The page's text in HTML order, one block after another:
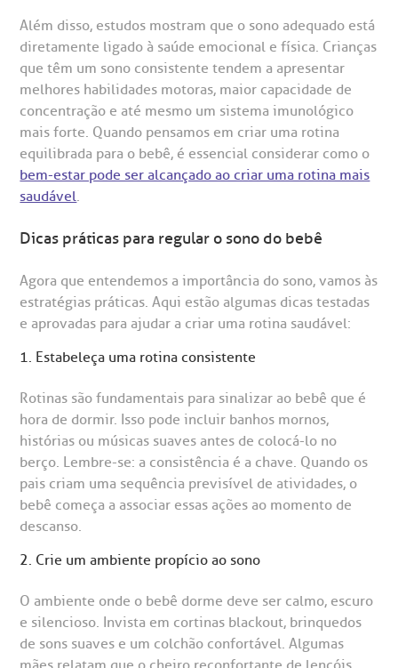
BP Mirante
Endereço:
R. Martiniano de Carvalho, 965
CEP: 01323-001 | Bela Vista
São Paulo - SP
Clínica Medicina da Mulher
Saiba mais
social
Conosco
de Benchmarking
de Bioética
Teleinterconsulta
Centro de Doenças Autoimunes
de orçamento particular
de veracidade de atestado
atendimento
frequentes
de Sangue
de cuidado
Além disso, estudos mostram que o sono adequado está
diretamente ligado à saúde emocional e física. Crianças
que têm um sono consistente tendem a apresentar
melhores habilidades motoras, maior capacidade de
concentração e até mesmo um sistema imunológico
mais forte. Quando pensamos em criar uma rotina
equilibrada para o bebê, é essencial considerar como o
bem-estar pode ser alcançado ao criar uma rotina mais
saudável.
Dicas práticas para regular o sono do bebê
Agora que entendemos a importância do sono, vamos às
estratégias práticas. Aqui estão algumas dicas testadas
e aprovadas para ajudar a criar uma rotina saudável:
1. Estabeleça uma rotina consistente
Rotinas são fundamentais para sinalizar ao bebê que é
hora de dormir. Isso pode incluir banhos mornos,
histórias ou músicas suaves antes de colocá-lo no
berço. Lembre-se: a consistência é a chave. Quando os
pais criam uma sequência previsível de atividades, o
bebê começa a associar essas ações ao momento de
descanso.
2. Crie um ambiente propício ao sono
O ambiente onde o bebê dorme deve ser calmo, escuro
e silencioso. Invista em cortinas blackout, brinquedos
de sons suaves e um colchão confortável. Algumas